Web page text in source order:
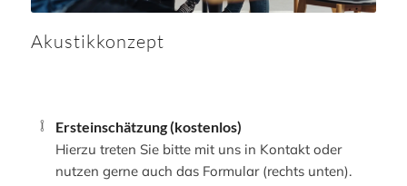
Akustikkonzept
Ersteinschätzung (kostenlos)
Hierzu treten Sie bitte mit uns in Kontakt oder
nutzen gerne auch das Formular (rechts unten).